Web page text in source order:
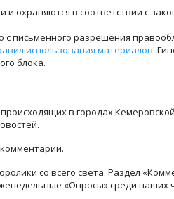
охраняются в соответствии с
письменного разрешения
использования материалов.
блока.
в городах
со всего света. Раздел
«Опросы» среди наших